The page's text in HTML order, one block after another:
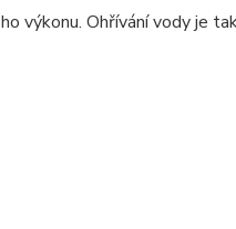
Ohřívání vody je